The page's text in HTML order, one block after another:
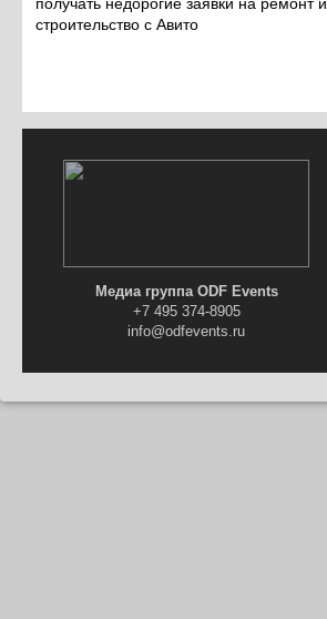
строительство с Авито
Медиа группа ODF Events
+7 495 374-8905
info@odfevents.ru